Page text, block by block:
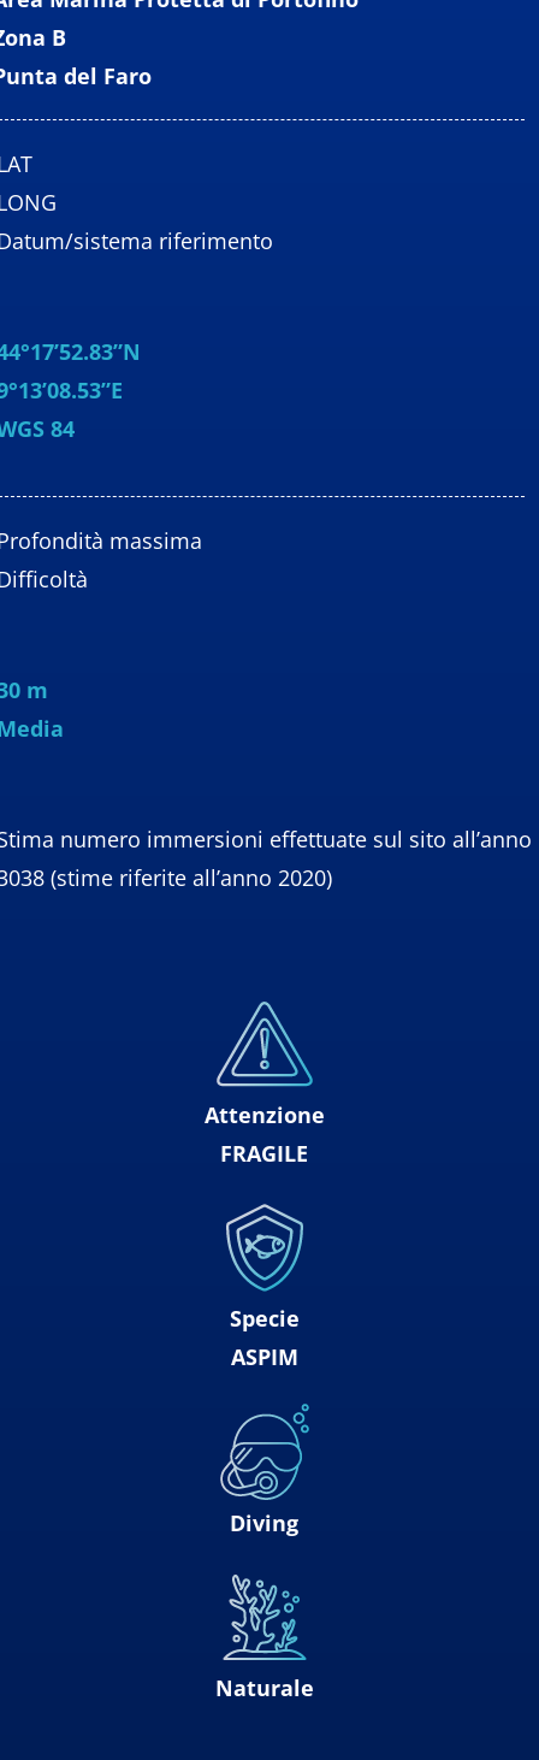
B
del Faro
sistema riferimento
84
massima
m
numero immersioni effettuate sul sito all’anno
(stime riferite all’anno 2020)
Attenzione
FRAGILE
Specie
ASPIM
Diving
Naturale